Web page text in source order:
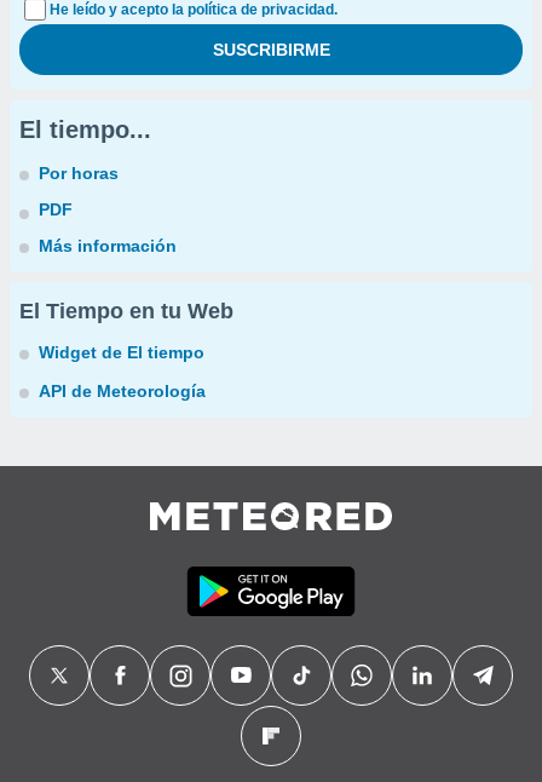
He leído y acepto la política de privacidad.
El tiempo...
Por horas
PDF
Más información
El Tiempo en tu Web
Widget de El tiempo
API de Meteorología